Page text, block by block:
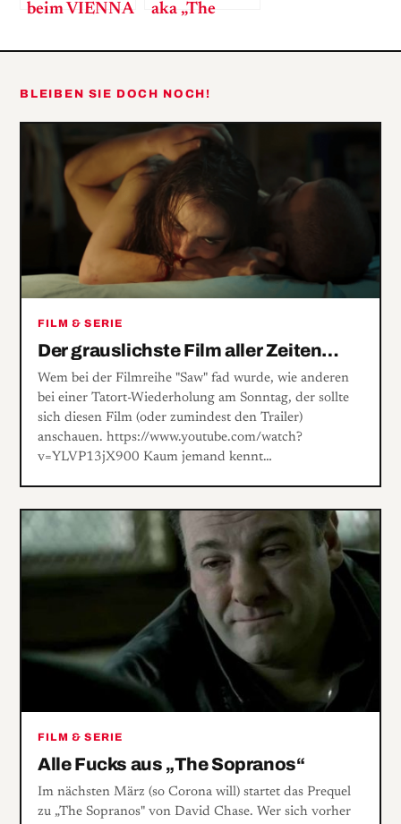
beim VIENNA
SPRING 2018
aka „The
seinen 60er
BLEIBEN SIE DOCH NOCH!
FILM & SERIE
Der grauslichste Film aller Zeiten…
Wem bei der Filmreihe "Saw" fad wurde, wie anderen
bei einer Tatort-Wiederholung am Sonntag, der sollte
sich diesen Film (oder zumindest den Trailer)
anschauen. https://www.youtube.com/watch?
v=YLVP13jX900 Kaum jemand kennt…
FILM & SERIE
Alle Fucks aus „The Sopranos“
Im nächsten März (so Corona will) startet das Prequel
zu „The Sopranos" von David Chase. Wer sich vorher